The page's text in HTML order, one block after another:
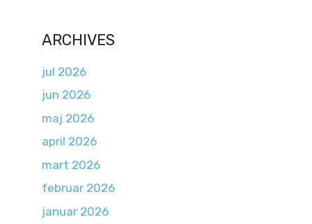
ARCHIVES
jul 2026
jun 2026
maj 2026
april 2026
mart 2026
februar 2026
januar 2026